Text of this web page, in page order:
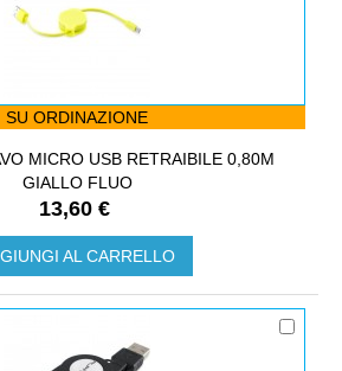
SU ORDINAZIONE
MICRO USB RETRAIBILE 0,80M
GIALLO FLUO
13,60 €
AL CARRELLO